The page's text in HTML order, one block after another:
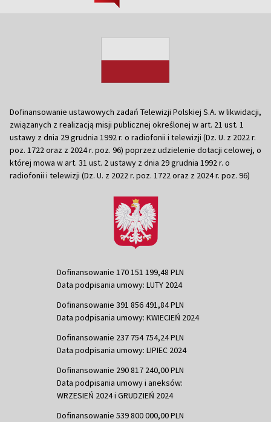
Dofinansowanie ustawowych zadań Telewizji Polskiej S.A. w likwidacji,
związanych z realizacją misji publicznej określonej w art. 21 ust. 1
ustawy z dnia 29 grudnia 1992 r. o radiofonii i telewizji (Dz. U. z 2022 r.
poz. 1722 oraz z 2024 r. poz. 96) poprzez udzielenie dotacji celowej, o
której mowa w art. 31 ust. 2 ustawy z dnia 29 grudnia 1992 r. o
radiofonii i telewizji (Dz. U. z 2022 r. poz. 1722 oraz z 2024 r. poz. 96)
Dofinansowanie 170 151 199,48 PLN
Data podpisania umowy: LUTY 2024
Dofinansowanie 391 856 491,84 PLN
Data podpisania umowy: KWIECIEŃ 2024
Dofinansowanie 237 754 754,24 PLN
Data podpisania umowy: LIPIEC 2024
Dofinansowanie 290 817 240,00 PLN
Data podpisania umowy i aneksów:
WRZESIEŃ 2024 i GRUDZIEŃ 2024
Dofinansowanie 539 800 000,00 PLN